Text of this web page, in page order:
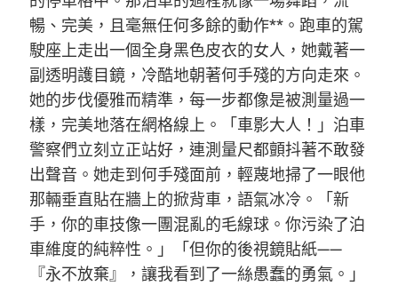
暢、完美，且毫無任何多餘的動作**。跑車的駕
駛座上走出一個全身黑色皮衣的女人，她戴著一
副透明護目鏡，冷酷地朝著何手殘的方向走來。
她的步伐優雅而精準，每一步都像是被測量過一
樣，完美地落在網格線上。「車影大人！」泊車
警察們立刻立正站好，連測量尺都顫抖著不敢發
出聲音。她走到何手殘面前，輕蔑地掃了一眼他
那輛垂直貼在牆上的掀背車，語氣冰冷。「新
手，你的車技像一團混亂的毛線球。你污染了泊
車維度的純粹性。」「但你的後視鏡貼紙——
『永不放棄』，讓我看到了一絲愚蠢的勇氣。」